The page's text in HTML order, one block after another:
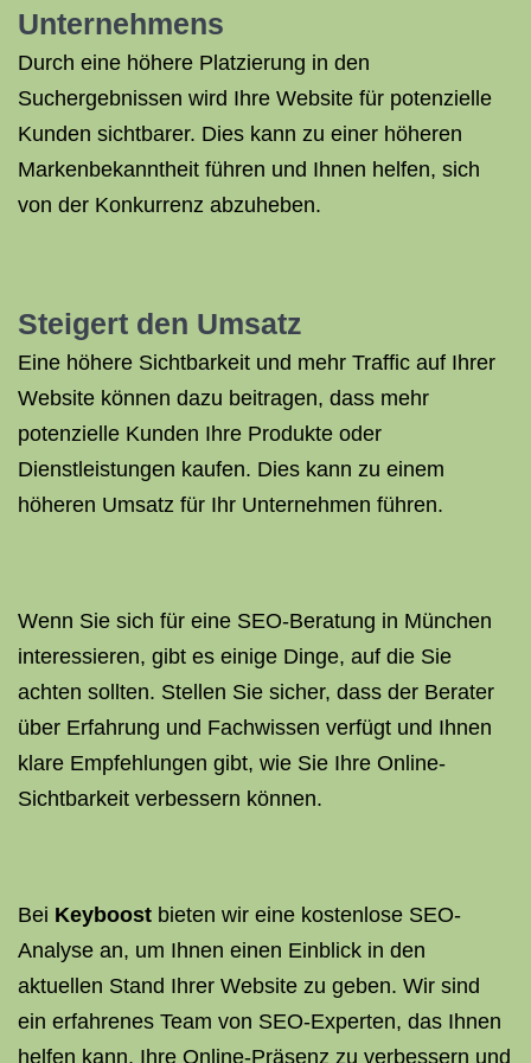
Unternehmens
Durch eine höhere Platzierung in den
Suchergebnissen wird Ihre Website für potenzielle
Kunden sichtbarer. Dies kann zu einer höheren
Markenbekanntheit führen und Ihnen helfen, sich
von der Konkurrenz abzuheben.
Steigert den Umsatz
Eine höhere Sichtbarkeit und mehr Traffic auf Ihrer
Website können dazu beitragen, dass mehr
potenzielle Kunden Ihre Produkte oder
Dienstleistungen kaufen. Dies kann zu einem
höheren Umsatz für Ihr Unternehmen führen.
Wenn Sie sich für eine SEO-Beratung in München
interessieren, gibt es einige Dinge, auf die Sie
achten sollten. Stellen Sie sicher, dass der Berater
über Erfahrung und Fachwissen verfügt und Ihnen
klare Empfehlungen gibt, wie Sie Ihre Online-
Sichtbarkeit verbessern können.
Bei Keyboost bieten wir eine kostenlose SEO-
Analyse an, um Ihnen einen Einblick in den
aktuellen Stand Ihrer Website zu geben. Wir sind
ein erfahrenes Team von SEO-Experten, das Ihnen
helfen kann, Ihre Online-Präsenz zu verbessern und